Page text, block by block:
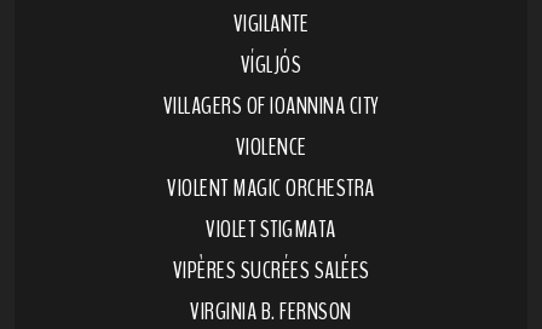
VIGILANTE
VÍGLJÓS
VILLAGERS OF IOANNINA CITY
VIOLENCE
VIOLENT MAGIC ORCHESTRA
VIOLET STIGMATA
VIPÈRES SUCRÉES SALÉES
VIRGINIA B. FERNSON